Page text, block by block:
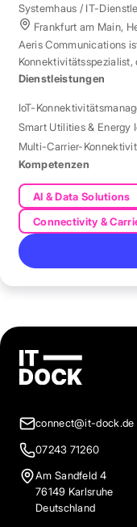
Systemhaus / IT-
Frankfurt am Main,
Aeris Communications
Management in über
Dienstleistungen
IoT-
Smart Utilities & Energy
Multi-Carrier-
Kompetenzen
AI & Data Solutions
Connectivity &
connect@it-dock.de
07243 71260
Am Sandfeld 4
76149 Karlsruhe
Deutschland